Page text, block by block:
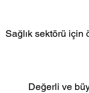
Sağlık sektörü için
Değerli ve